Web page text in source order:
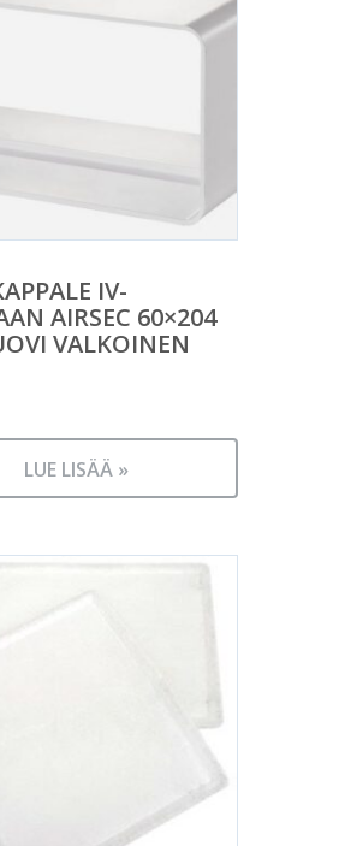
IV-
AIRSEC 60×204
VALKOINEN
LUE LISÄÄ »